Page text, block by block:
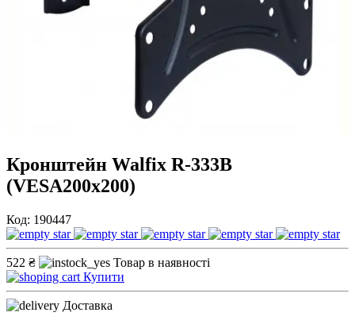
Кронштейн Walfix R-333B
(VESA200х200)
Код: 190447
522 ₴
Товар в наявності
Купити
Доставка